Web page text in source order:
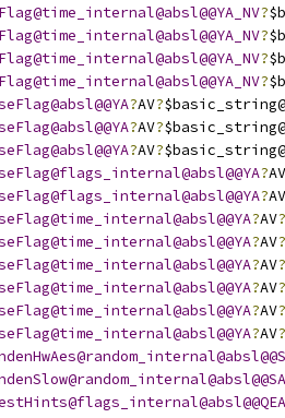
?
?
?
?
?AV?
?AV?
?AV?
?AV
?AV
?AV?
?AV?
?AV?
?AV?
?AV?
?AV?